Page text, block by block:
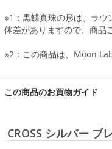
※1：黒蝶真珠の形は、ラウ
体差がありますので、商品
※2：この商品は、Moon
この商品のお買物ガイド
CROSS シルバー ブ